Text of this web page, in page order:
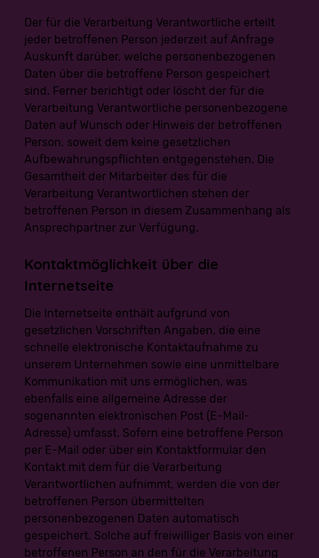
Der für die Verarbeitung Verantwortliche erteilt
jeder betroffenen Person jederzeit auf Anfrage
Auskunft darüber, welche personenbezogenen
Daten über die betroffene Person gespeichert
sind. Ferner berichtigt oder löscht der für die
Verarbeitung Verantwortliche personenbezogene
Daten auf Wunsch oder Hinweis der betroffenen
Person, soweit dem keine gesetzlichen
Aufbewahrungspflichten entgegenstehen. Die
Gesamtheit der Mitarbeiter des für die
Verarbeitung Verantwortlichen stehen der
betroffenen Person in diesem Zusammenhang als
Ansprechpartner zur Verfügung.
Kontaktmöglichkeit über die
Internetseite
Die Internetseite enthält aufgrund von
gesetzlichen Vorschriften Angaben, die eine
schnelle elektronische Kontaktaufnahme zu
unserem Unternehmen sowie eine unmittelbare
Kommunikation mit uns ermöglichen, was
ebenfalls eine allgemeine Adresse der
sogenannten elektronischen Post (E-Mail-
Adresse) umfasst. Sofern eine betroffene Person
per E-Mail oder über ein Kontaktformular den
Kontakt mit dem für die Verarbeitung
Verantwortlichen aufnimmt, werden die von der
betroffenen Person übermittelten
personenbezogenen Daten automatisch
gespeichert. Solche auf freiwilliger Basis von einer
betroffenen Person an den für die Verarbeitung
gegeben ist und eine betroffene Person die
Einschränkung von personenbezogenen Daten, die
gespeichert sind, verlangen möchte, kann sie sich hierzu
jederzeit an einen Mitarbeiter des für die Verarbeitung
Verantwortlichen wenden. Der Mitarbeiter wird die
Einschränkung der Verarbeitung veranlassen.
f) Recht auf Datenübertragbarkeit
Jede von der Verarbeitung personenbezogener Daten
betroffene Person hat das vom Europäischen Richtlinien-
und Verordnungsgeber gewährte Recht, die sie
betreffenden personenbezogenen Daten, welche durch
die betroffene Person einem Verantwortlichen
bereitgestellt wurden, in einem strukturierten, gängigen
außerdem das Recht, diese Daten einem anderen
Verantwortlichen ohne Behinderung durch den
Verantwortlichen, dem die personenbezogenen Daten
bereitgestellt wurden, zu übermitteln, sofern die
GVO oder auf einem Vertrag gemäß Art. 6 Abs. 1
mithilfe automatisierter Verfahren erfolgt, sofern die
erforderlich ist, die im öffentlichen Interesseliegt oder in
Ausübung öffentlicher Gewalt erfolgt, welche dem
Verantwortlichen übertragen wurde.
Ferner hat die betroffene Person bei der Ausübung ihres
Rechts auf Datenübertragbarkeit gemäß Art. 20 Abs. 1
DS-GVO das Recht, zu erwirken, dass die
personenbezogenen Daten direkt von einem
Verantwortlichen an einen anderen Verantwortlichen
übermittelt werden, soweit dies technisch machbar ist
und sofern hiervon nicht die Rechte und Freiheiten
anderer Personen beeinträchtigt werden.
Zur Geltendmachung des Rechts auf
Datenübertragbarkeit kann sich die betroffene Person
jederzeit an uns wenden.
g) Recht auf Widerspruch
Jede von der Verarbeitung personenbezogener Daten
betroffene Person hat das vom Europäischen Richtlinien-